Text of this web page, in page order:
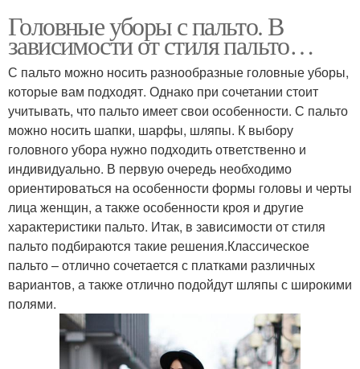
Головные уборы с пальто. В
зависимости от стиля пальто…
С пальто можно носить разнообразные головные уборы,
которые вам подходят. Однако при сочетании стоит
учитывать, что пальто имеет свои особенности. С пальто
можно носить шапки, шарфы, шляпы. К выбору
головного убора нужно подходить ответственно и
индивидуально. В первую очередь необходимо
ориентироваться на особенности формы головы и черты
лица женщин, а также особенности кроя и другие
характеристики пальто. Итак, в зависимости от стиля
пальто подбираются такие решения.Классическое
пальто – отлично сочетается с платками различных
вариантов, а также отлично подойдут шляпы с широкими
полями.